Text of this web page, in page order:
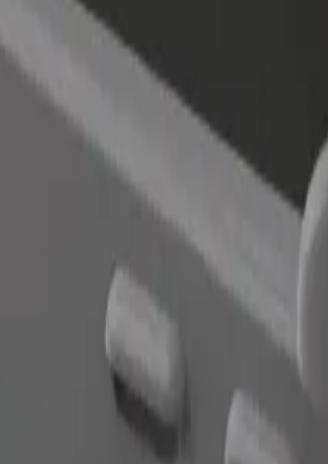
านอาหารหรือร้านค้า
ายได้ด้วยการเข้าถึง
ไปยัง Gambrinus อยู่ใช่ไหม มาดูบริก